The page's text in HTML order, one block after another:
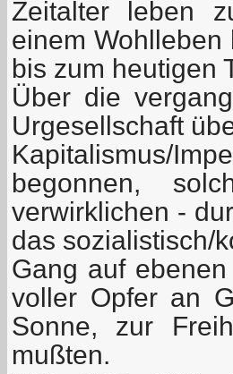
Zeitalter leben
einem
bis zum heutigen
Über die
Urgesellschaft
Kapitalismus/
begonnen,
verwirklichen -
das sozialistisch/
Gang auf
voller Opfer an
Sonne, zur
mußten.